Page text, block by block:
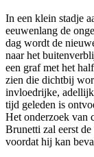
In een klein stadje
eeuwenlang de
dag wordt de
naar het
een graf met het
zien die dichtbij
invloedrijke,
tijd geleden is
Het onderzoek van
Brunetti zal eerst
voordat hij kan